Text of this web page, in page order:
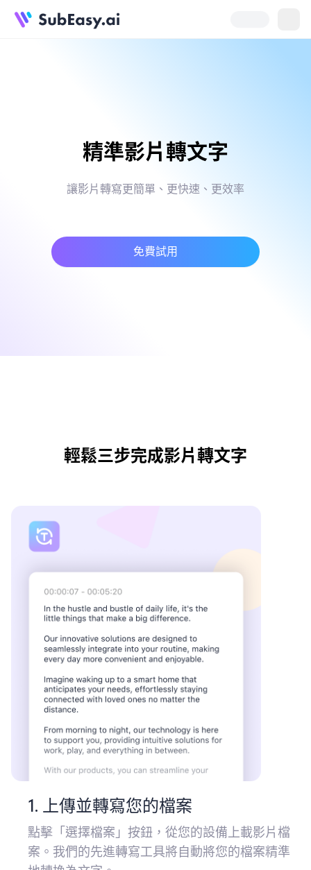
精準影片轉文字
讓影片轉寫更簡單、更快速、更效率
免費試用
輕鬆三步完成影片轉文字
1. 上傳並轉寫您的檔案
點擊「選擇檔案」按鈕，從您的設備上載影片檔
案。我們的先進轉寫工具將自動將您的檔案精準